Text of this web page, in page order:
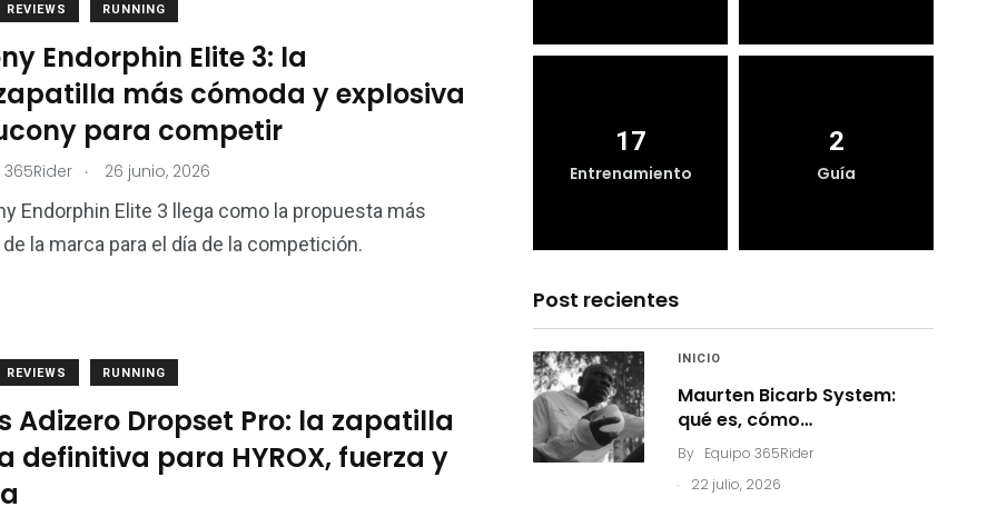
REVIEWS RUNNING
Endorphin Elite 3: la
más cómoda y explosiva
para competir
. 26 junio, 2026
Endorphin Elite 3 llega como la propuesta más
la marca para el día de la competición.
REVIEWS RUNNING
Adizero Dropset Pro: la zapatilla
definitiva para HYROX, fuerza y
5
Trail
17
Entrenamiento
2
Guía
Post recientes
INICIO
Maurten Bicarb System:
qué es, cómo…
By Equipo 365Rider
.
22 julio, 2026